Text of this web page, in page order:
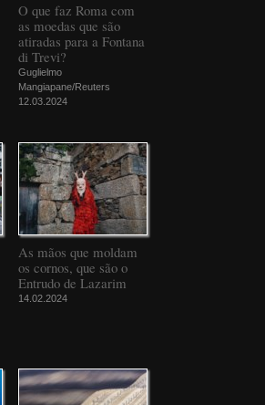
O que faz Roma com
as moedas que são
atiradas para a Fontana
di Trevi?
Guglielmo
Mangiapane/Reuters
12.03.2024
As mãos que moldam
os cornos, que são o
Entrudo de Lazarim
14.02.2024